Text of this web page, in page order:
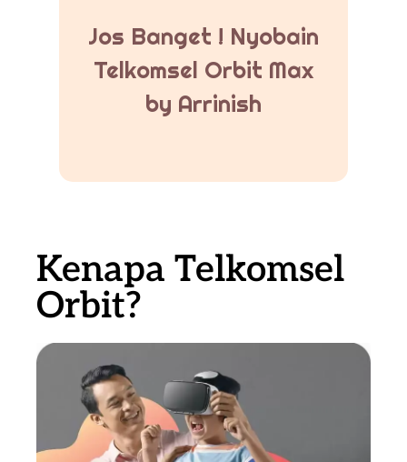
Jos Banget ! Nyobain
Telkomsel Orbit Max
by Arrinish
Kenapa Telkomsel
Orbit?